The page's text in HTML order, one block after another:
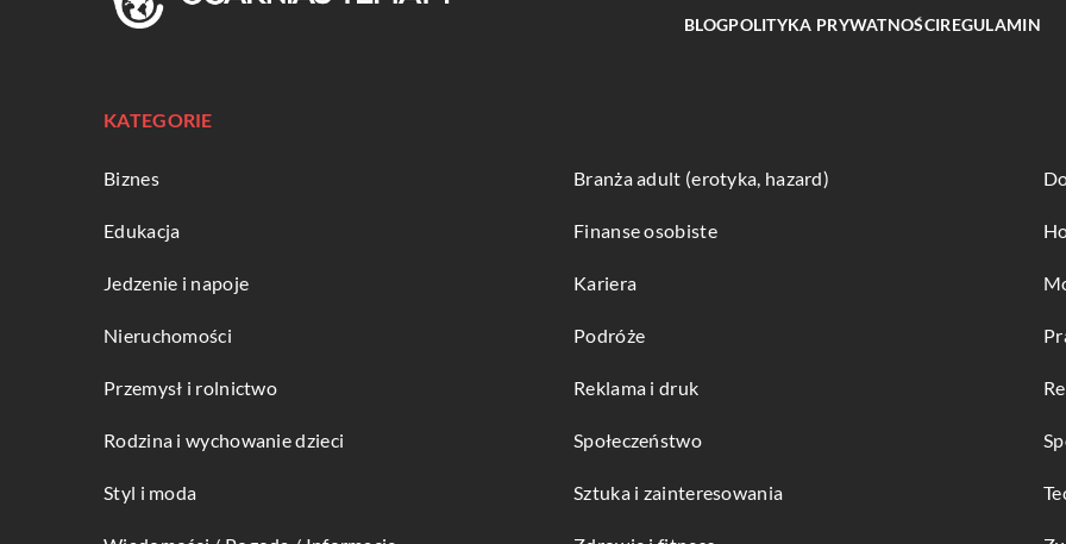
BLOGPOLITYKA PRYWATNOŚCIREGULAMIN
KATEGORIE
Biznes Branża adult (erotyka, hazard)
Edukacja Finanse osobiste
Jedzenie i napoje Kariera
Nieruchomości Podróże
Przemysł i rolnictwo Reklama i druk
Rodzina i wychowanie dzieci Społeczeństwo
Styl i moda Sztuka i zainteresowania